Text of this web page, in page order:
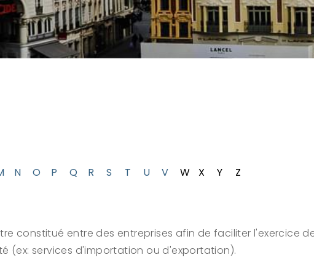
N O P Q R S T U V W X Y Z
constitué entre des entreprises afin de faciliter l'exercice
(ex: services d'importation ou d'exportation).